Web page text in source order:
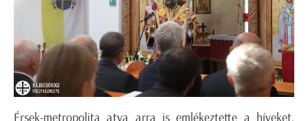
Érsek-metropolita atya arra is emlékeztette a híveket,